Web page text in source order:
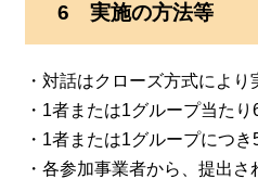
6 実施の方法等
・対話はクローズ方式によ
・1者または1グループ当た
・1者または1グループにつ
・各参加事業者から、提出